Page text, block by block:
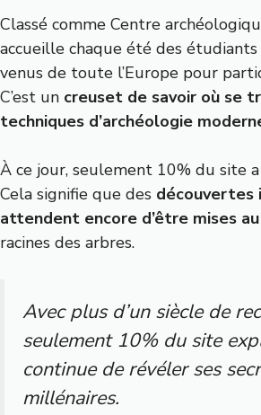
Classé comme Centre
accueille chaque été des
venus de toute l’Europe pour
C’est un creuset de savoir où se
techniques d’archéologie
À ce jour, seulement 10% du site
Cela signifie que des découvertes
attendent encore d’être mises
racines des arbres.
Avec plus d’un siècle de
seulement 10% du site
continue de révéler ses
millénaires.